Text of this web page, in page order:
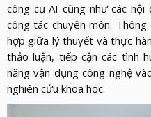
công cụ AI cũng như các nội
công tác chuyên môn.
hợp giữa lý thuyết và thực
thảo luận, tiếp cận các tình
năng vận dụng công nghệ
nghiên cứu khoa học.